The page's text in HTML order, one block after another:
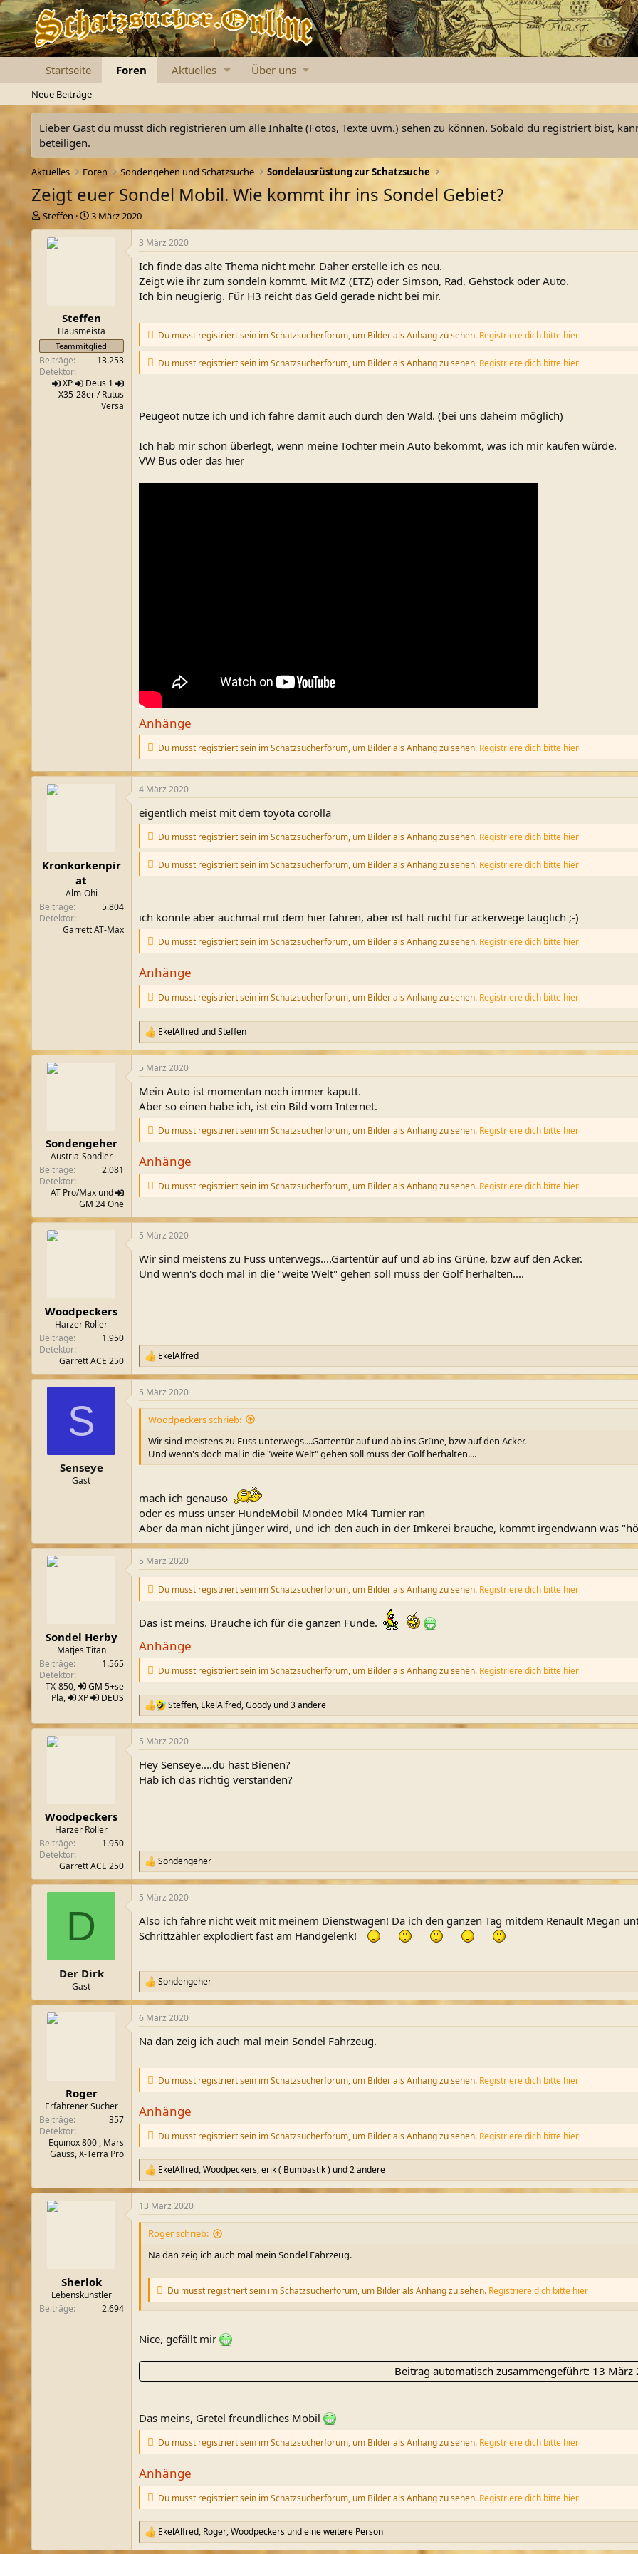
Startseite Foren Aktuelles Über uns
Neue Beiträge
Lieber Gast du musst dich registrieren um alle Inhalte (Fotos, Texte uvm.) sehen zu können. Sobald du registriert bist,
beteiligen.
Aktuelles Foren Sondengehen und Schatzsuche Sondelausrüstung zur Schatzsuche
Zeigt euer Sondel Mobil. Wie kommt ihr ins Sondel Gebiet?
E
r
Steffen
E
r
a
m
3 März 2020
Steffen
Hausmeista
Teammitglied
Beiträge
13.253
Detektor
XP
Deus 1
X35-28er/ Rutus
Versa
3 März 2020
Ich finde das alte Thema nicht mehr. Daher erstelle ich es neu.
Zeigt wie ihr zum sondeln kommt. Mit MZ (ETZ) oder Simson, Rad, Gehstock oder Auto.
Ich bin neugierig. Für H3 reicht das Geld gerade nicht bei mir.
Du musst registriert sein im Schatzsucherforum, um Bilder als Anhang zu sehen. Registriere dich bitte hier
Du musst registriert sein im Schatzsucherforum, um Bilder als Anhang zu sehen. Registriere dich bitte hier
Peugeot nutze ich und ich fahre damit auch durch den Wald. (bei uns daheim möglich)
Ich hab mir schon überlegt, wenn meine Tochter mein Auto bekommt, was ich mir kaufen würde.
VW Bus oder das hier
Anhänge
Du musst registriert sein im Schatzsucherforum, um Bilder als Anhang zu sehen. Registriere dich bitte hier
Kronkorkenpir
at
Alm-Öhi
Beiträge
5.804
Detektor
Garrett AT-Max
4 März 2020
eigentlich meist mit dem toyota corolla
Du musst registriert sein im Schatzsucherforum, um Bilder als Anhang zu sehen. Registriere dich bitte hier
Du musst registriert sein im Schatzsucherforum, um Bilder als Anhang zu sehen. Registriere dich bitte hier
ich könnte aber auchmal mit dem hier fahren, aber ist halt nicht für ackerwege tauglich ;-)
Du musst registriert sein im Schatzsucherforum, um Bilder als Anhang zu sehen. Registriere dich bitte hier
Anhänge
Du musst registriert sein im Schatzsucherforum, um Bilder als Anhang zu sehen. Registriere dich bitte hier
R
e
a
k
i
o
e
EkelAlfredundSteffen
Sondengeher
Austria-Sondler
Beiträge
2.081
Detektor
AT Pro/Max und
GM 24 One
5 März 2020
Mein Auto ist momentan noch immer kaputt.
Aber so einen habe ich, ist ein Bild vom Internet.
Du musst registriert sein im Schatzsucherforum, um Bilder als Anhang zu sehen. Registriere dich bitte hier
Anhänge
Du musst registriert sein im Schatzsucherforum, um Bilder als Anhang zu sehen. Registriere dich bitte hier
Woodpeckers
Harzer Roller
Beiträge
1.950
Detektor
Garrett ACE 250
5 März 2020
Wir sind meistens zu Fuss unterwegs....Gartentür auf und ab ins Grüne, bzw auf den Acker.
Und wenn's doch mal in die "weite Welt" gehen soll muss der Golf herhalten....
R
e
a
k
t
n
n
EkelAlfred
S
Senseye
Gast
5 März 2020
Woodpeckers schrieb:
Wir sind meistens zu Fuss unterwegs....Gartentür auf und ab ins Grüne, bzw auf den Acker.
Und wenn's doch mal in die "weite Welt" gehen soll muss der Golf herhalten....
mach ich genauso
oder es muss unser HundeMobil Mondeo Mk4 Turnier ran
Aber da man nicht jünger wird, und ich den auch in der Imkerei brauche, kommt irgendwann was
Sondel Herby
Matjes Titan
Beiträge
1.565
Detektor
TX-850,
GM 5+se
Pla,
XP DEUS
5 März 2020
Du musst registriert sein im Schatzsucherforum, um Bilder als Anhang zu sehen. Registriere dich bitte hier
Das ist meins. Brauche ich für die ganzen Funde.
Anhänge
Du musst registriert sein im Schatzsucherforum, um Bilder als Anhang zu sehen. Registriere dich bitte hier
R
e
a
k
i
o
Steffen, EkelAlfred,Goodyund 3 andere
Woodpeckers
Harzer Roller
Beiträge
1.950
Detektor
Garrett ACE 250
5 März 2020
Hey Senseye....du hast Bienen?
Hab ich das richtig verstanden?
R
e
a
k
i
o
n
Sondengeher
D
Der Dirk
Gast
5 März 2020
Also ich fahre nicht weit mit meinem Dienstwagen! Da ich den ganzen Tag mitdem Renault Megan
Schrittzähler explodiert fast am Handgelenk!
R
e
a
k
i
e
Sondengeher
Roger
Erfahrener Sucher
Beiträge
357
Detektor
Equinox 800 , Mars
Gauss, X-Terra Pro
6 März 2020
Na dan zeig ich auch mal mein Sondel Fahrzeug.
Du musst registriert sein im Schatzsucherforum, um Bilder als Anhang zu sehen. Registriere dich bitte hier
Anhänge
Du musst registriert sein im Schatzsucherforum, um Bilder als Anhang zu sehen. Registriere dich bitte hier
R
e
a
k
t
n
EkelAlfred,Woodpeckers,erik ( Bumbastik )und 2 andere
Sherlok
Lebenskünstler
Beiträge
2.694
13 März 2020
Roger schrieb:
Na dan zeig ich auch mal mein Sondel Fahrzeug.
Du musst registriert sein im Schatzsucherforum, um Bilder als Anhang zu sehen. Registriere dich bitte hier
Nice, gefällt mir
Beitrag automatisch zusammengeführt: 13 März
Das meins, Gretel freundliches Mobil
Du musst registriert sein im Schatzsucherforum, um Bilder als Anhang zu sehen. Registriere dich bitte hier
Anhänge
Du musst registriert sein im Schatzsucherforum, um Bilder als Anhang zu sehen. Registriere dich bitte hier
R
e
EkelAlfred, Roger,Woodpeckersund eine weitere Person